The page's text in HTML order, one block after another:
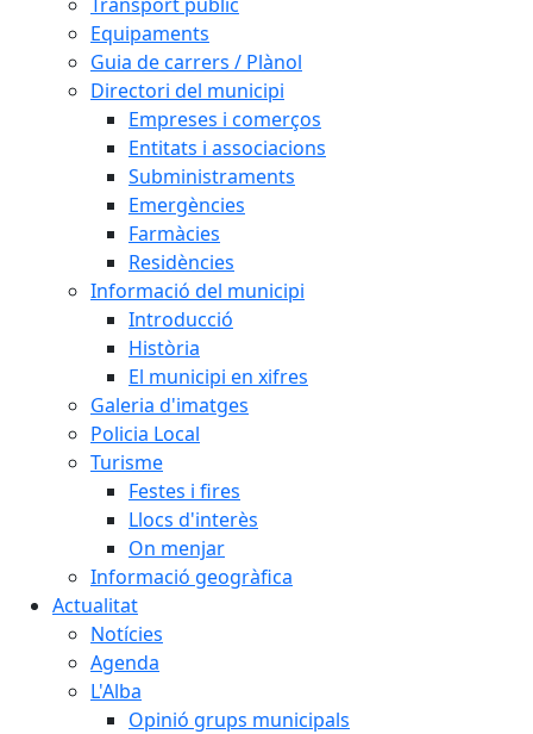
Equipaments
Guia de carrers / Plànol
Directori del municipi
Empreses i comerços
Entitats i associacions
Subministraments
Emergències
Farmàcies
Residències
Informació del municipi
Introducció
Història
El municipi en xifres
Galeria d'imatges
Policia Local
Turisme
Festes i fires
Llocs d'interès
On menjar
Informació geogràfica
Actualitat
Notícies
Agenda
L'Alba
Opinió grups municipals